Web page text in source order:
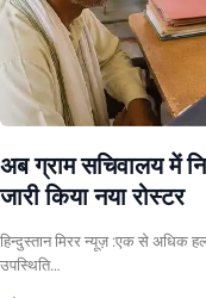
अब ग्राम सचिवालय में
जारी किया नया रोस्टर
हिन्दुस्तान मिरर न्यूज़ :एक से अधिक
उपस्थिति…